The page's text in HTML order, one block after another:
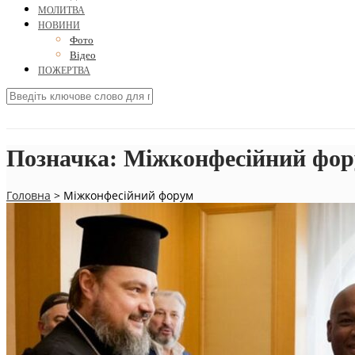
МОЛИТВА
НОВИНИ
Фото
Відео
ПОЖЕРТВА
Позначка: Міжконфесійний
Головна > Міжконфесійний форум